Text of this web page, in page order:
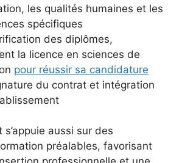
les qualités humaines et les
spécifiques
des diplômes,
la licence en sciences de
pour réussir sa candidature
du contrat et intégration
aussi sur des
préalables, favorisant